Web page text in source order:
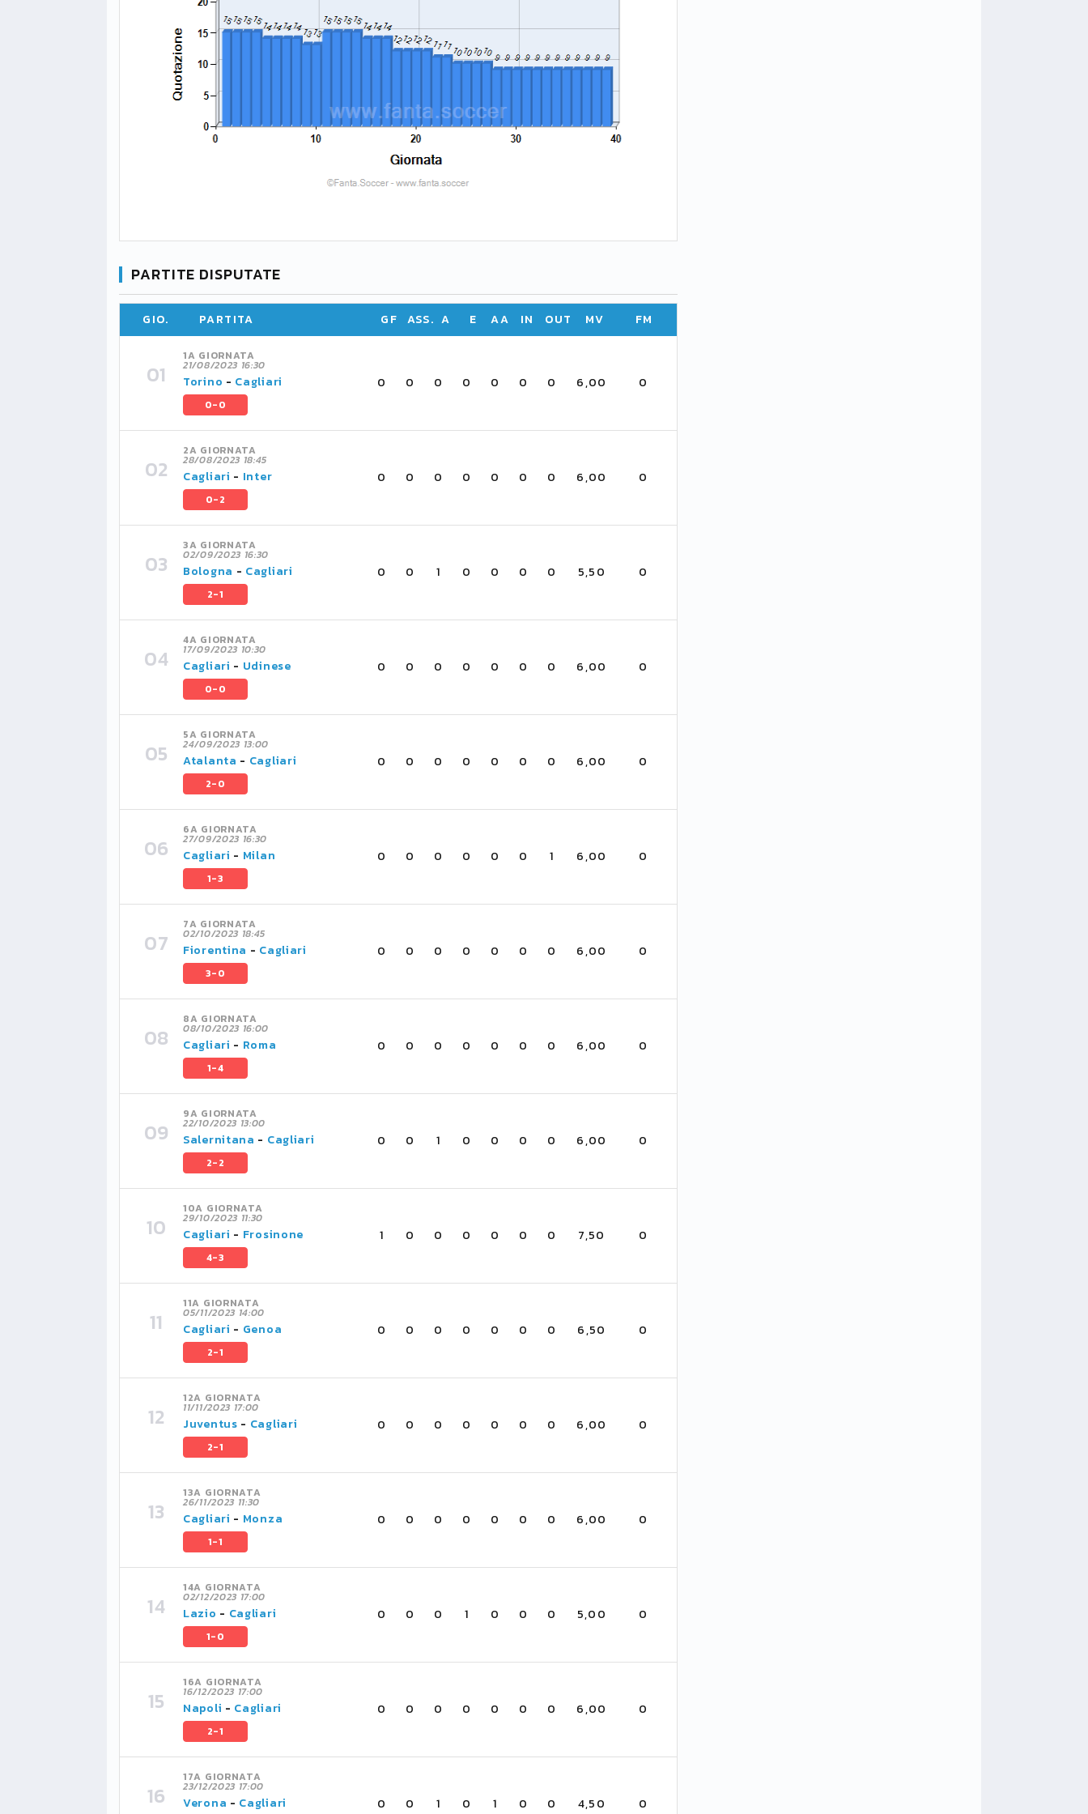
PARTITE DISPUTATE
GIO. PARTITA GF ASS. A E AA IN OUT MV FM
1A GIORNATA
21/08/2023 16:30
Torino - Cagliari
0-0
0 0 0 0 0 0 0 6,00 0
2A GIORNATA
28/08/2023 18:45
Cagliari - Inter
0-2
0 0 0 0 0 0 0 6,00 0
3A GIORNATA
02/09/2023 16:30
Bologna - Cagliari
2-1
0 0 1 0 0 0 0 5,50 0
4A GIORNATA
17/09/2023 10:30
Cagliari - Udinese
0-0
0 0 0 0 0 0 0 6,00 0
5A GIORNATA
24/09/2023 13:00
Atalanta - Cagliari
2-0
0 0 0 0 0 0 0 6,00 0
6A GIORNATA
27/09/2023 16:30
Cagliari - Milan
1-3
0 0 0 0 0 0 1 6,00 0
7A GIORNATA
02/10/2023 18:45
Fiorentina - Cagliari
3-0
0 0 0 0 0 0 0 6,00 0
8A GIORNATA
08/10/2023 16:00
Cagliari - Roma
1-4
0 0 0 0 0 0 0 6,00 0
9A GIORNATA
22/10/2023 13:00
Salernitana - Cagliari
2-2
0 0 1 0 0 0 0 6,00 0
10A GIORNATA
29/10/2023 11:30
Cagliari - Frosinone
4-3
1 0 0 0 0 0 0 7,50 0
11A GIORNATA
05/11/2023 14:00
Cagliari - Genoa
2-1
0 0 0 0 0 0 0 6,50 0
12A GIORNATA
11/11/2023 17:00
Juventus - Cagliari
2-1
0 0 0 0 0 0 0 6,00 0
13A GIORNATA
26/11/2023 11:30
Cagliari - Monza
1-1
0 0 0 0 0 0 0 6,00 0
14A GIORNATA
02/12/2023 17:00
Lazio - Cagliari
1-0
0 0 0 1 0 0 0 5,00 0
16A GIORNATA
16/12/2023 17:00
Napoli - Cagliari
2-1
0 0 0 0 0 0 0 6,00 0
17A GIORNATA
23/12/2023 17:00
Verona - Cagliari 0 0 1 0 1 0 0 4,50 0